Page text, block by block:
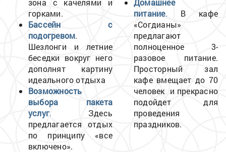
зона с качелями и
горками.
Бассейн с
подогревом.
Шезлонги и летние
беседки вокруг него
дополнят картину
идеального отдыха
Возможность
выбора пакета
услуг. Здесь
предлагается отдых
по принципу «все
включено».
Домашнее
питание. В кафе
«Согдианы»
предлагают
полноценное 3-
разовое питание.
Просторный зал
кафе вмещает до 70
человек и прекрасно
подойдет для
проведения
праздников.